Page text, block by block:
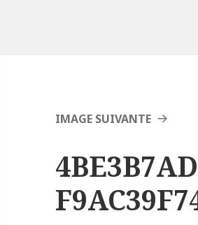
IMAGE SUIVANTE